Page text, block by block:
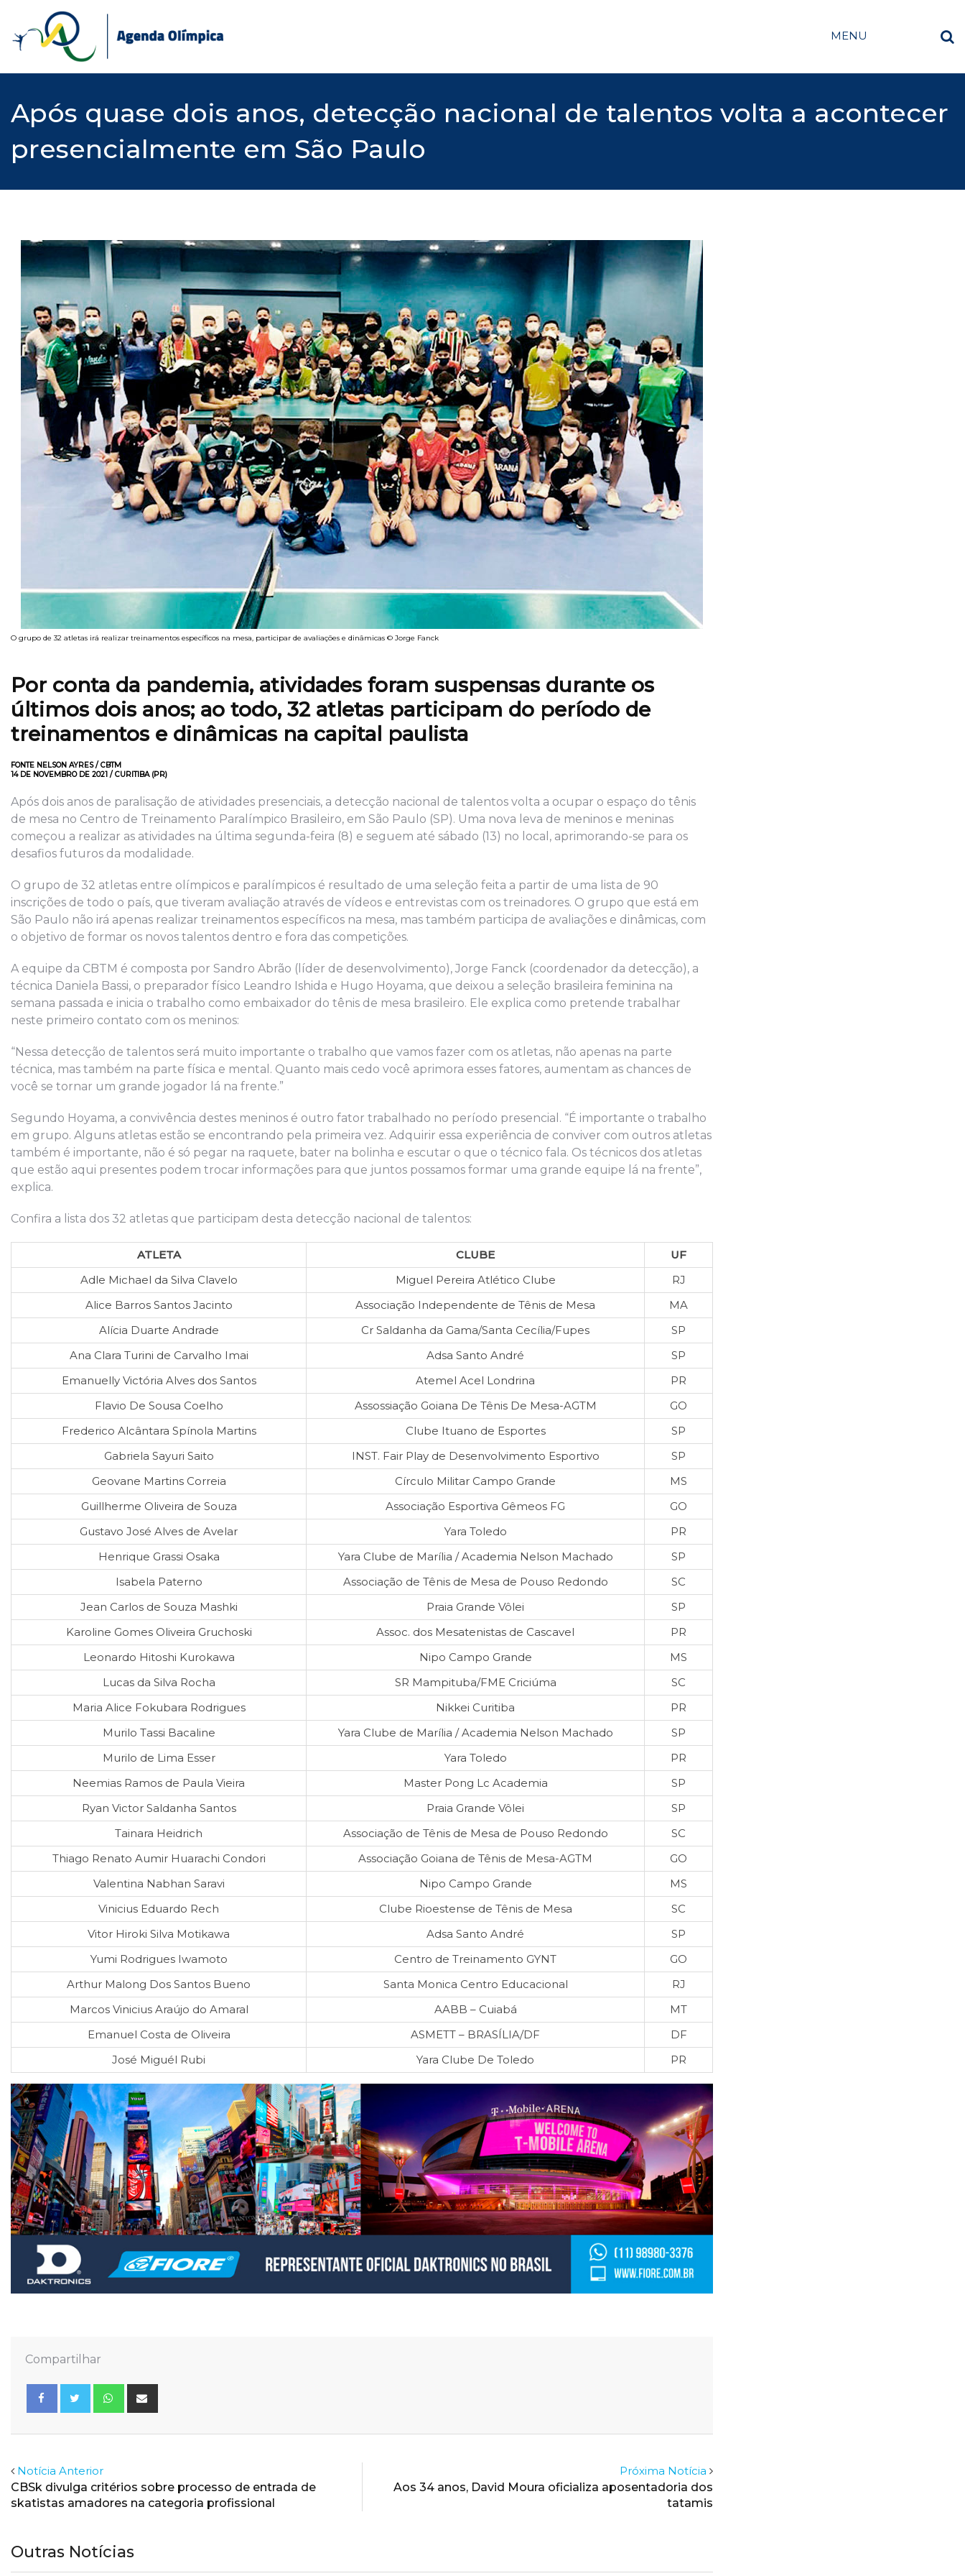
content
MENU
Após quase dois anos, detecção nacional de talentos volta a acontecer
presencialmente em São Paulo
O grupo de 32 atletas irá realizar treinamentos específicos na mesa, participar de avaliações e dinâmicas © Jorge Fanck
Por conta da pandemia, atividades foram suspensas durante os
últimos dois anos; ao todo, 32 atletas participam do período de
treinamentos e dinâmicas na capital paulista
FONTE NELSON AYRES / CBTM
14 DE NOVEMBRO DE 2021 / CURITIBA (PR)
Após dois anos de paralisação de atividades presenciais, a detecção nacional de talentos volta a ocupar o espaço do tênis
de mesa no Centro de Treinamento Paralímpico Brasileiro, em São Paulo (SP). Uma nova leva de meninos e meninas
começou a realizar as atividades na última segunda-feira (8) e seguem até sábado (13) no local, aprimorando-se para os
desafios futuros da modalidade.
O grupo de 32 atletas entre olímpicos e paralímpicos é resultado de uma seleção feita a partir de uma lista de 90
inscrições de todo o país, que tiveram avaliação através de vídeos e entrevistas com os treinadores. O grupo que está em
São Paulo não irá apenas realizar treinamentos específicos na mesa, mas também participa de avaliações e dinâmicas, com
o objetivo de formar os novos talentos dentro e fora das competições.
A equipe da CBTM é composta por Sandro Abrão (líder de desenvolvimento), Jorge Fanck (coordenador da detecção), a
técnica Daniela Bassi, o preparador físico Leandro Ishida e Hugo Hoyama, que deixou a seleção brasileira feminina na
semana passada e inicia o trabalho como embaixador do tênis de mesa brasileiro. Ele explica como pretende trabalhar
neste primeiro contato com os meninos:
“Nessa detecção de talentos será muito importante o trabalho que vamos fazer com os atletas, não apenas na parte
técnica, mas também na parte física e mental. Quanto mais cedo você aprimora esses fatores, aumentam as chances de
você se tornar um grande jogador lá na frente.”
Segundo Hoyama, a convivência destes meninos é outro fator trabalhado no período presencial. “É importante o trabalho
em grupo. Alguns atletas estão se encontrando pela primeira vez. Adquirir essa experiência de conviver com outros atletas
também é importante, não é só pegar na raquete, bater na bolinha e escutar o que o técnico fala. Os técnicos dos atletas
que estão aqui presentes podem trocar informações para que juntos possamos formar uma grande equipe lá na frente”,
explica.
Confira a lista dos 32 atletas que participam desta detecção nacional de talentos:
ATLETA CLUBE
UF
Adle Michael da Silva Clavelo
Miguel Pereira Atlético Clube
RJ
Alice Barros Santos Jacinto
Associação Independente de Tênis de Mesa
MA
Alícia Duarte Andrade
Cr Saldanha da Gama/Santa Cecília/Fupes
SP
Ana Clara Turini de Carvalho Imai
Adsa Santo André
SP
Emanuelly Victória Alves dos Santos
Atemel Acel Londrina
PR
Flavio De Sousa Coelho
Assossiação Goiana De Tênis De Mesa-AGTM
GO
Frederico Alcântara Spínola Martins
Clube Ituano de Esportes
SP
Gabriela Sayuri Saito
INST. Fair Play de Desenvolvimento Esportivo
SP
Geovane Martins Correia
Círculo Militar Campo Grande
MS
Guillherme Oliveira de Souza
Associação Esportiva Gêmeos FG
GO
Gustavo José Alves de Avelar
Yara Toledo
PR
Henrique Grassi Osaka
Yara Clube de Marília / Academia Nelson Machado
SP
Isabela Paterno
Associação de Tênis de Mesa de Pouso Redondo
SC
Jean Carlos de Souza Mashki
Praia Grande Vôlei
SP
Karoline Gomes Oliveira Gruchoski
Assoc. dos Mesatenistas de Cascavel
PR
Leonardo Hitoshi Kurokawa
Nipo Campo Grande
MS
Lucas da Silva Rocha
SR Mampituba/FME Criciúma
SC
Maria Alice Fokubara Rodrigues
Nikkei Curitiba
PR
Murilo Tassi Bacaline
Yara Clube de Marília / Academia Nelson Machado
SP
Murilo de Lima Esser
Yara Toledo
PR
Neemias Ramos de Paula Vieira
Master Pong Lc Academia
SP
Ryan Victor Saldanha Santos
Praia Grande Vôlei
SP
Tainara Heidrich
Associação de Tênis de Mesa de Pouso Redondo
SC
Thiago Renato Aumir Huarachi Condori
Associação Goiana de Tênis de Mesa-AGTM
GO
Valentina Nabhan Saravi
Nipo Campo Grande
MS
Vinicius Eduardo Rech
Clube Rioestense de Tênis de Mesa
SC
Vitor Hiroki Silva Motikawa
Adsa Santo André
SP
Yumi Rodrigues Iwamoto
Centro de Treinamento GYNT
GO
Arthur Malong Dos Santos Bueno
Santa Monica Centro Educacional
RJ
Marcos Vinicius Araújo do Amaral
AABB – Cuiabá
MT
Emanuel Costa de Oliveira
ASMETT – BRASÍLIA/DF
DF
José Miguél Rubi
Yara Clube De Toledo PR
Compartilhar
Whatsapp
Notícia Anterior
CBSk divulga critérios sobre processo de entrada de
skatistas amadores na categoria profissional
Próxima Notícia
Aos 34 anos, David Moura oficializa aposentadoria dos
tatamis
Outras Notícias